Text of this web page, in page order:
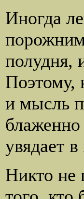
Иногда
полудня,
Поэтому,
и мысль
блаженно
увядает
Никто не